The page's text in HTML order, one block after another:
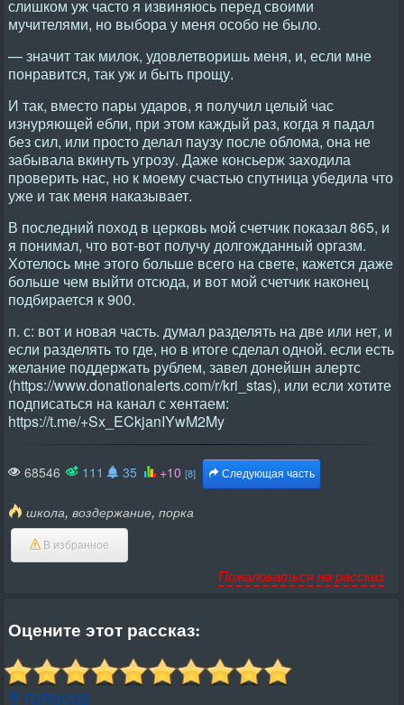
слишком уж часто я извиняюсь перед своими
мучителями, но выбора у меня особо не было.
— значит так милок, удовлетворишь меня, и, если мне
понравится, так уж и быть прощу.
И так, вместо пары ударов, я получил целый час
изнуряющей ебли, при этом каждый раз, когда я падал
без сил, или просто делал паузу после облома, она не
забывала вкинуть угрозу. Даже консьерж заходила
проверить нас, но к моему счастью спутница убедила что
уже и так меня наказывает.
В последний поход в церковь мой счетчик показал 865, и
я понимал, что вот-вот получу долгожданный оргазм.
Хотелось мне этого больше всего на свете, кажется даже
больше чем выйти отсюда, и вот мой счетчик наконец
подбирается к 900.
п. с: вот и новая часть. думал разделять на две или нет, и
если разделять то где, но в итоге сделал одной. если есть
желание поддержать рублем, завел донейшн алертс
(https://www.donationalerts.com/r/kri_stas), или если хотите
подписаться на канал с хентаем:
https://t.me/+Sx_ECkjanIYwM2My
68546 111 35 +10 [8] Следующая часть
школа, воздержание, порка
В избранное
Пожаловаться на рассказ
Оцените этот рассказ:
8 голосов